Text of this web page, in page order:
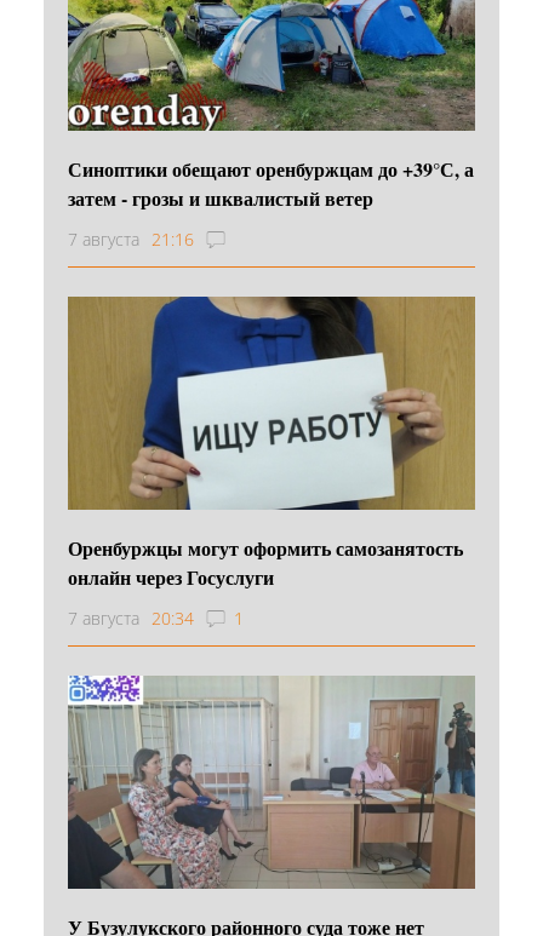
Синоптики обещают оренбуржцам до +39°С, а
затем - грозы и шквалистый ветер
7 августа 21:16
Оренбуржцы могут оформить самозанятость
онлайн через Госуслуги
7 августа 20:34 1
У Бузулукского районного суда тоже нет